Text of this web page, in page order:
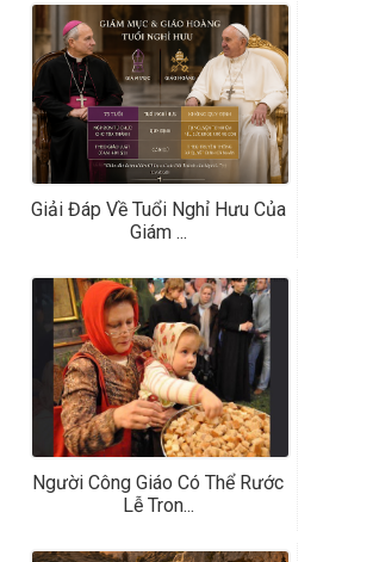
Giải Đáp Về Tuổi Nghỉ Hưu Của
Giám ...
Người Công Giáo Có Thể Rước
Lễ Tron...